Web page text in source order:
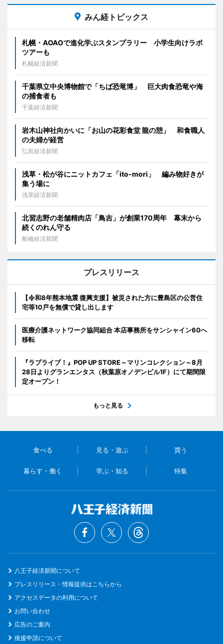
みん経トピックス
札幌・AOAOで進化学ぶスタンプラリー 小学生向けラボ
ツアーも
札幌経済新聞
千葉県立中央博物館で「ちば恐竜博」 巨大肉食恐竜や海
の捕食者も
千葉経済新聞
岩木山神社向かいに「お山の花彩食堂 龍の憩」 和食職人
の夫婦が経営
弘前経済新聞
浅草・松が谷にニットカフェ「ito-mori」 編み物好きが
集う場に
浅草経済新聞
北習志野の老舗精肉店「鳥吉」が創業170周年 幕末から
続くのれん守る
船橋経済新聞
プレスリリース
【令和8年熊本地震 復興支援】被災された方に豊島区の公営住
宅等10戸を無償で貸し出します
医療介護ネットワーク協同組合 本店事務所をサンシャイン60へ
移転
『ラブライブ！』POP UP STORE～マリンコレクション～8月
28日よりグランエンタス（秋葉原オノデンビル1F）にて期間限
定オープン！
もっと見る
食べる 見る・遊ぶ 買う
暮らす・働く 学ぶ・知る 特集
八王子経済新聞について
プレスリリース・情報提供はこちらから
アクセスデータの利用について
お問い合わせ
広告のご案内
後援申請について